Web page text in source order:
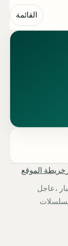
القائمة
خريطة الموقع
،عاجل